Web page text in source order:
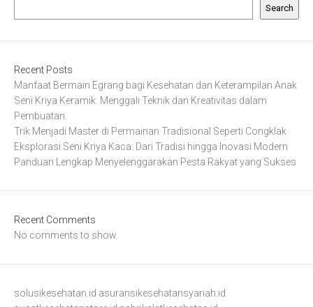
Search
Recent Posts
Manfaat Bermain Egrang bagi Kesehatan dan Keterampilan Anak
Seni Kriya Keramik: Menggali Teknik dan Kreativitas dalam
Pembuatan.
Trik Menjadi Master di Permainan Tradisional Seperti Congklak
Eksplorasi Seni Kriya Kaca: Dari Tradisi hingga Inovasi Modern
Panduan Lengkap Menyelenggarakan Pesta Rakyat yang Sukses
Recent Comments
No comments to show.
solusikesehatan.id asuransikesehatansyariah.id